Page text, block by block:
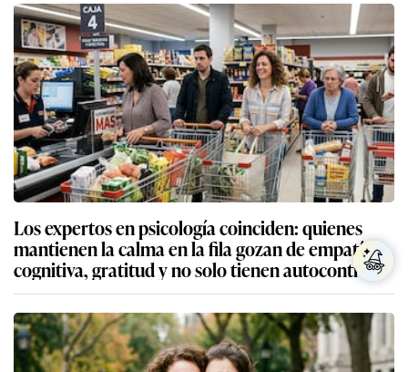
Los expertos en psicología coinciden: quienes
mantienen la calma en la fila gozan de empatía
cognitiva, gratitud y no solo tienen autocontrol